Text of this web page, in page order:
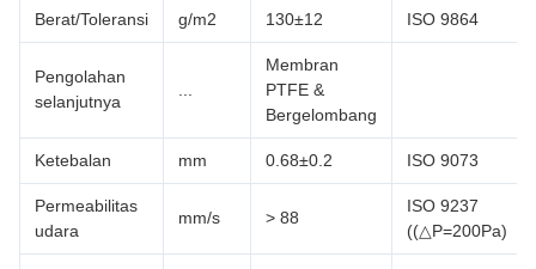
Berat/Toleransi g/m2 130±12 ISO 9864
Pengolahan
selanjutnya
Membran
PTFE &
Bergelombang
Ketebalan mm 0.68±0.2 ISO 9073
Permeabilitas
udara
mm/s > 88
ISO 9237
((△P=200Pa)